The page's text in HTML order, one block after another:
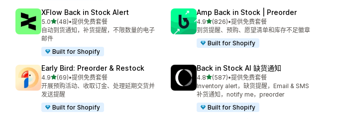
XFlow Back in Stock Alert
5.0星（满分 5 星）
(48)
总共 48 条评论
•提供免费套餐
自动到货通知，补货提醒，不限数量的电子
邮件
Built for Shopify
Amp Back in Stock | Preorder
4.9星（满分 5 星）
(826)
总共 826 条评论
•提供免费套餐
到货提醒、预购、愿望清单和库存不足徽章
Built for Shopify
Early Bird: Preorder & Restock
4.9星（满分 5 星）
(69)
总共 69 条评论
•提供免费套餐
开展预购活动、收取订金、处理延期交货并
发送提醒
Built for Shopify
Back in Stock AI 缺货通知
4.8星（满分 5 星）
(587)
总共 587 条评论
•提供免费套餐
Inventory alert，缺货提醒，Email & SMS
补货通知，notify me，preorder
Built for Shopify